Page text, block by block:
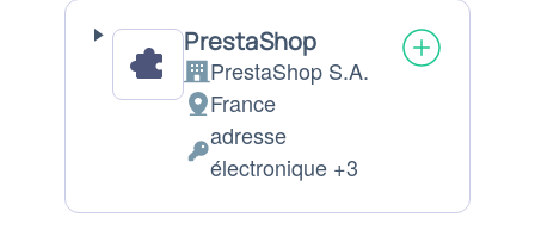
PrestaShop
Entreprise:
PrestaShop S.A.
Lieu
de
traitement
:
France
Données
adresse
électronique +3